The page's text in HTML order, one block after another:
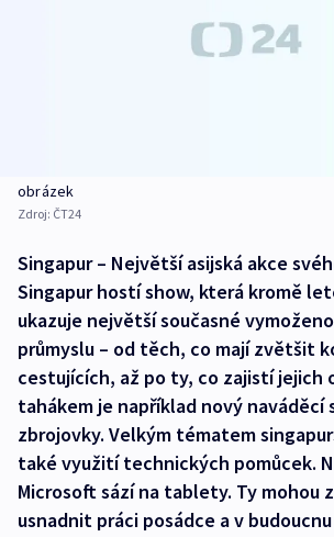
obrázek
Zdroj: ČT24
Singapur – Největší asijská akce
Singapur hostí show, která kromě
ukazuje největší současné
průmyslu – od těch, co mají zvětšit
cestujících, až po ty, co zajistí jejich
tahákem je například nový naváděcí
zbrojovky. Velkým tématem
také využití technických pomůcek.
Microsoft sází na tablety. Ty mohou
usnadnit práci posádce a v